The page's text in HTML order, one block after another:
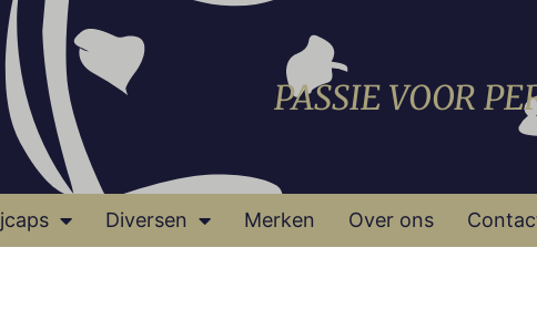
PASSIE VOOR
Diversen Merken Over ons